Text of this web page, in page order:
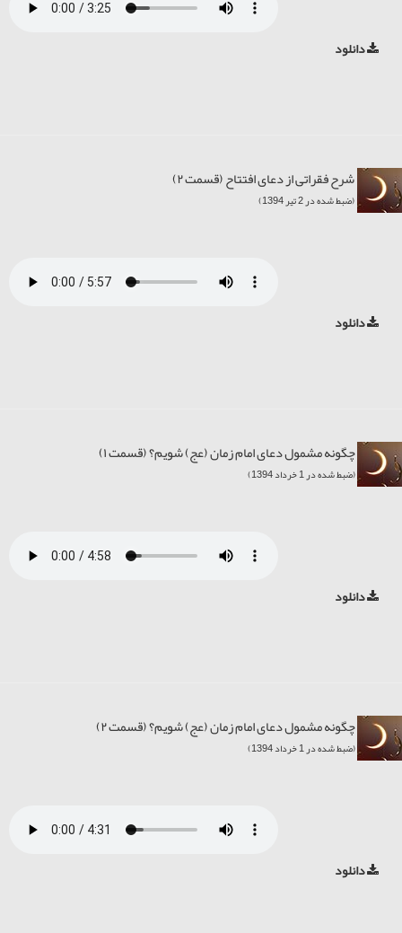
دانلود
شرح فقراتی از دعای افتتاح (قسمت ۲)
(ضبط شده در 2 تیر 1394)
دانلود
چگونه مشمول دعای امام زمان (عج) شویم؟ (قسمت ۱)
(ضبط شده در 1 خرداد 1394)
دانلود
چگونه مشمول دعای امام زمان (عج) شویم؟ (قسمت ۲)
(ضبط شده در 1 خرداد 1394)
دانلود